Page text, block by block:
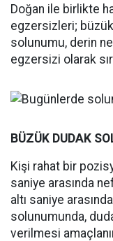
Doğan ile birlikte
egzersizleri;
solunumu, derin
egzersizi olarak
BÜZÜK DUDAK
Kişi rahat bir
saniye arasında
altı saniye
solunumunda,
verilmesi